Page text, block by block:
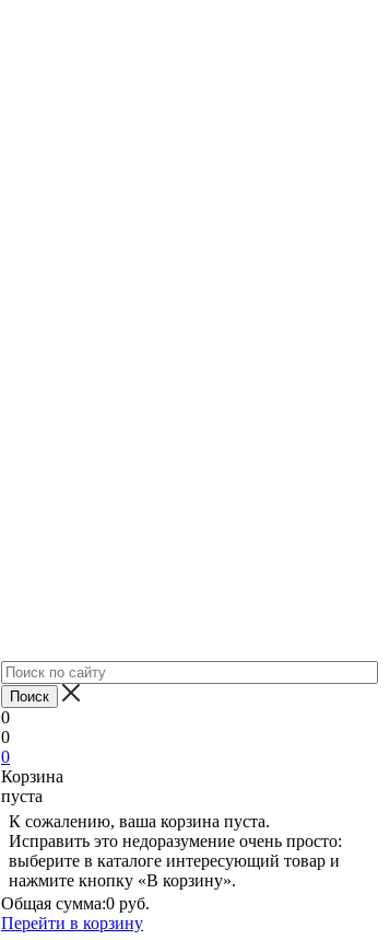
0
0
0
Корзина
пуста
К сожалению, ваша корзина пуста.
Исправить это недоразумение очень просто:
выберите в каталоге интересующий товар и
нажмите кнопку «В корзину».
Общая сумма:0 руб.
Перейти в корзину